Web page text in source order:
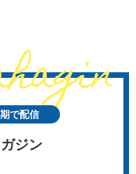
で配信
ジン